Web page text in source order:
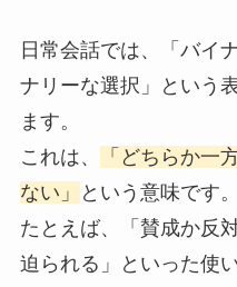
日常会話では、「バイ
ナリーな選択」という
ます。
これは、
「どちらか一
ない」
という意味です。
たとえば、「賛成か反
迫られる」といった使